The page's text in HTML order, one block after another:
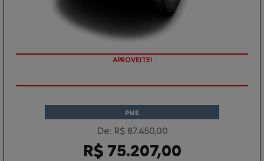
APROVEITE!
PME
De: R$ 87.450,00
R$ 75.207,00